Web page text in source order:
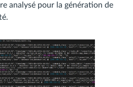
analysé pour la génération de